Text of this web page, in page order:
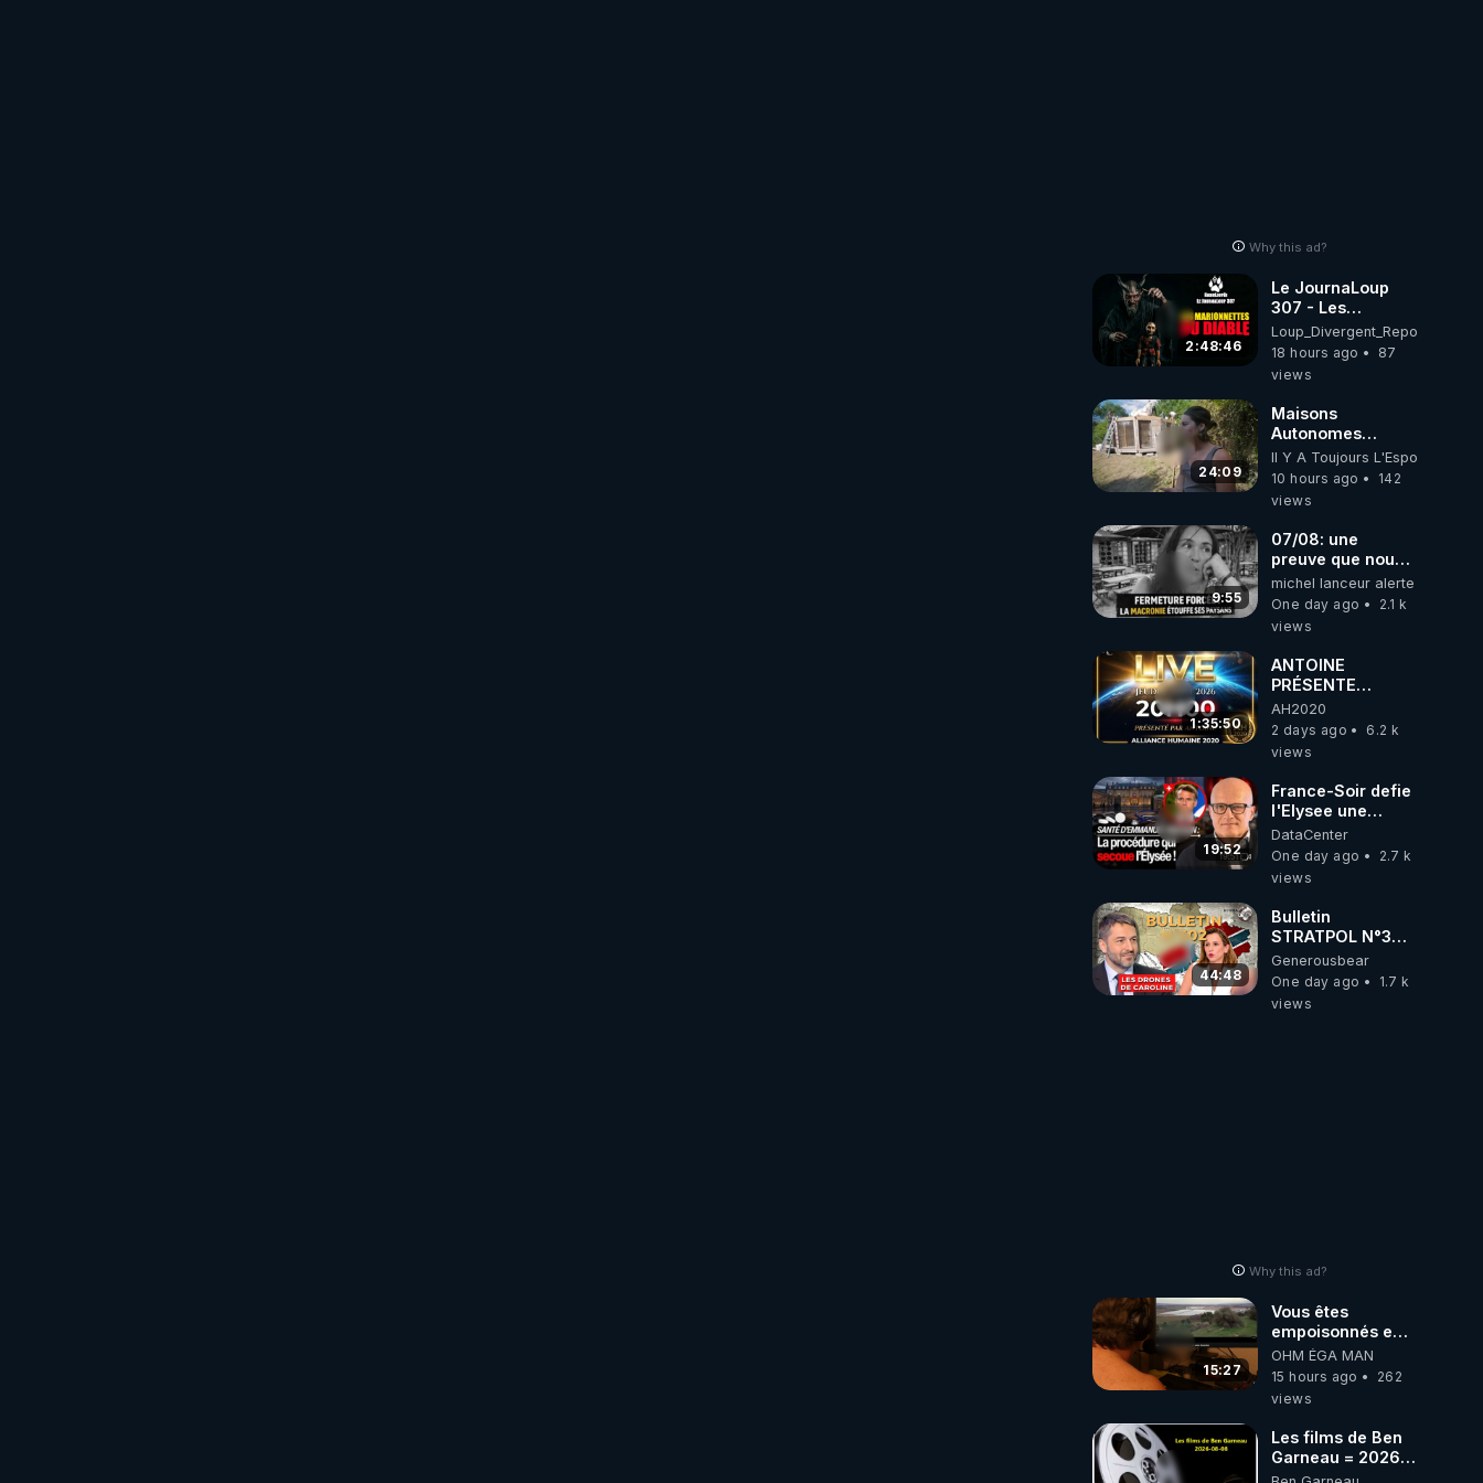
Why this ad?
2:48:46
Le JournaLoup
307 - Les
Marionnettes du
Diable - Loup
Divergent
Loup_Divergent_Reposts
18 hours ago
87
views
24:09
Maisons
Autonomes
Démontables (et
c'est légal). Visite
éco village en
Il Y A Toujours L'Espoir
10 hours ago
142
views
9:55
07/08: une
preuve que nous
somme passé en
absurdie une
dictature qui veut
opposant !
michel lanceur alerte
One day ago
2.1 k
views
1:35:50
ANTOINE
PRÉSENTE
AH2020 LE LIVE
20H ***DU
06/08/2026***
AH2020
2 days ago
6.2 k
views
19:52
France-Soir defie
l'Elysee une
procedure inedite
sur la sante du
president - Nexus
DataCenter
One day ago
2.7 k
views
44:48
Bulletin
STRATPOL N°302.
Armée des
drones, MS-21 en
série, missiles
Generousbear
One day ago
1.7 k
views
Why this ad?
15:27
Vous êtes
empoisonnés en
France ils vous
empoisonnent
tranquille
OHM ÉGA MAN
15 hours ago
262
views
Les films de Ben
Garneau = 2026-
08-08